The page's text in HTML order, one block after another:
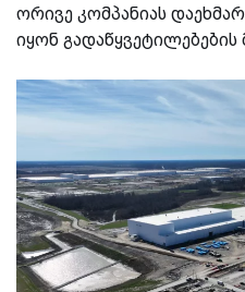
ორივე კომპანიას
იყონ გადაწყვეტილებების